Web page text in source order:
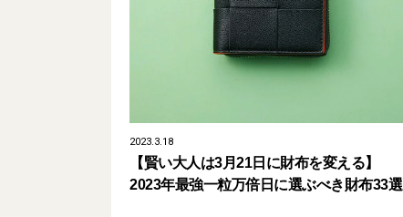
2023.3.18
【賢い大人は3月21日に財布を変える】
2023年最強一粒万倍日に選ぶべき財布33選